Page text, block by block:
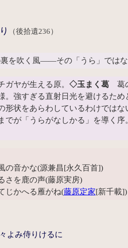
（後拾遺236）
を吹く風――その「うら」ではな
ヤが生える原。 ◇玉まく葛葛
強すぎる直射日光を避けるため
形状をあらわしているわけではな
が「うらがなしかる」を導く序
の音かな(源兼昌[永久百首])
さを鹿の声(藤原実房)
じかへる雁がね(藤原定家[新千載])
よみ侍りけるに